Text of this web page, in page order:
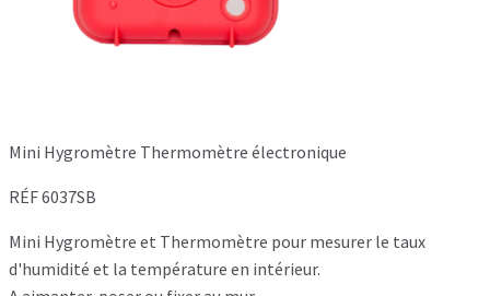
Mini Hygromètre Thermomètre électronique
RÉF 6037SB
Mini Hygromètre et Thermomètre pour mesurer le taux
d'humidité et la température en intérieur.